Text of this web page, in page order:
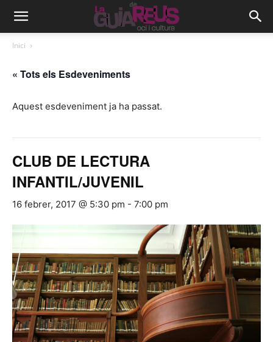
Inici
« Tots els Esdeveniments
Aquest esdeveniment ja ha passat.
CLUB DE LECTURA
INFANTIL/JUVENIL
16 febrer, 2017 @ 5:30 pm - 7:00 pm